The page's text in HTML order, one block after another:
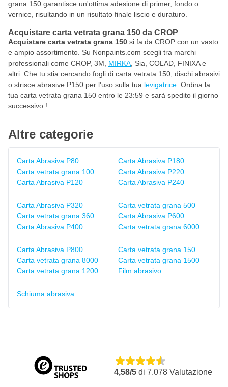
grana 150 garantisce un'ottima adesione di primer, fondo o
vernice, risultando in un risultato finale liscio e duraturo.
Acquistare carta vetrata grana 150 da CROP
Acquistare carta vetrata grana 150 si fa da CROP con un vasto
e ampio assortimento. Su Nonpaints.com scegli tra marchi
professionali come CROP, 3M, MIRKA , Sia, COLAD, FINIXA e
altri. Che tu stia cercando fogli di carta vetrata 150, dischi abrasivi
o strisce abrasive P150 per l'uso sulla tua levigatrice . Ordina la
tua carta vetrata grana 150 entro le 23:59 e sarà spedito il giorno
successivo !
Altre categorie
Carta Abrasiva P80
Carta vetrata grana 100
Carta Abrasiva P120
Carta Abrasiva P180
Carta Abrasiva P220
Carta Abrasiva P240
Carta Abrasiva P320
Carta vetrata grana 360
Carta Abrasiva P400
Carta vetrata grana 500
Carta Abrasiva P600
Carta vetrata grana 6000
Carta Abrasiva P800
Carta vetrata grana 8000
Carta vetrata grana 1200
Carta vetrata grana 150
Carta vetrata grana 1500
Film abrasivo
Schiuma abrasiva
4,58/5 di 7.078 Valutazione